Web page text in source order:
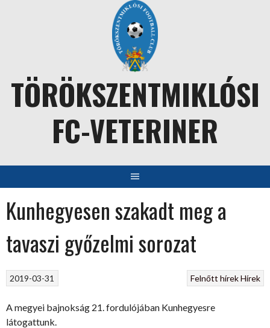
TÖRÖKSZENTMIKLÓSI
FC-VETERINER
Kunhegyesen szakadt meg a
tavaszi győzelmi sorozat
Felnőtt hírekHírek
2019-03-31
A megyei bajnokság 21. fordulójában Kunhegyesre
látogattunk.